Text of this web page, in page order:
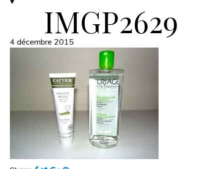
IMGP2629
4 décembre 2015